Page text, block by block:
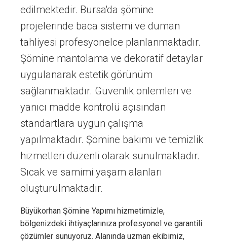
edilmektedir. Bursa'da şömine
projelerinde baca sistemi ve duman
tahliyesi profesyonelce planlanmaktadır.
Şömine mantolama ve dekoratif detaylar
uygulanarak estetik görünüm
sağlanmaktadır. Güvenlik önlemleri ve
yanıcı madde kontrolü açısından
standartlara uygun çalışma
yapılmaktadır. Şömine bakımı ve temizlik
hizmetleri düzenli olarak sunulmaktadır.
Sıcak ve samimi yaşam alanları
oluşturulmaktadır.
Büyükorhan Şömine Yapımı hizmetimizle,
bölgenizdeki ihtiyaçlarınıza profesyonel ve garantili
çözümler sunuyoruz. Alanında uzman ekibimiz,